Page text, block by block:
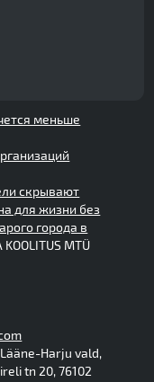
меньше
скрывают
для жизни без
города в
KOOLITUS MTÜ
Harju vald,
tn 20, 76102